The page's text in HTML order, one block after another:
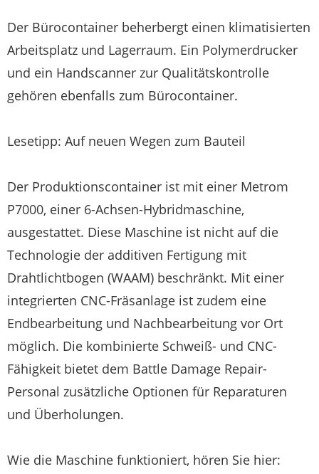
Der Bürocontainer beherbergt einen klimatisierten
Arbeitsplatz und Lagerraum. Ein Polymerdrucker
und ein Handscanner zur Qualitätskontrolle
gehören ebenfalls zum Bürocontainer.
Lesetipp: Auf neuen Wegen zum Bauteil
Der Produktionscontainer ist mit einer Metrom
P7000, einer 6-Achsen-Hybridmaschine,
ausgestattet. Diese Maschine ist nicht auf die
Technologie der additiven Fertigung mit
Drahtlichtbogen (WAAM) beschränkt. Mit einer
integrierten CNC-Fräsanlage ist zudem eine
Endbearbeitung und Nachbearbeitung vor Ort
möglich. Die kombinierte Schweiß- und CNC-
Fähigkeit bietet dem Battle Damage Repair-
Personal zusätzliche Optionen für Reparaturen
und Überholungen.
Wie die Maschine funktioniert, hören Sie hier: